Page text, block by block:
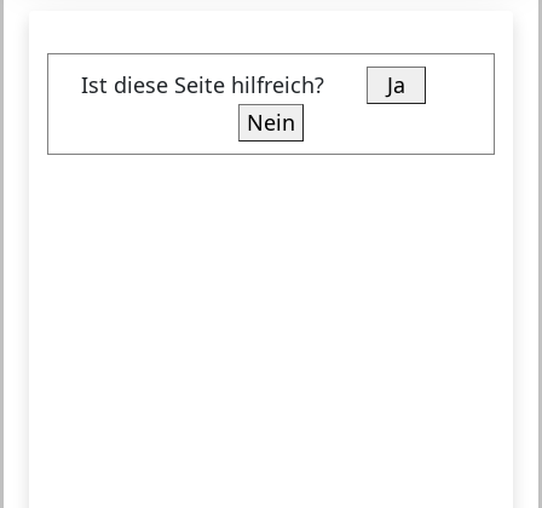
Ist diese Seite hilfreich?
Ja
Nein